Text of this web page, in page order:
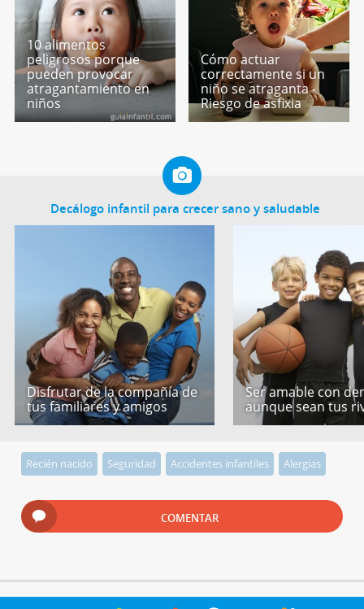
10 alimentos
peligrosos porque
pueden provocar
atragantamiento en
niños
Cómo actuar
correctamente si un
niño se atraganta -
Riesgo de asfixia
Decálogo infantil para crecer sano y saludable
Disfrutar de la compañía de
tus familiares y amigos
Ser amable con
aunque sean tus
Recién nacido Seguridad Accidentes infantiles Alergias
COMENTAR